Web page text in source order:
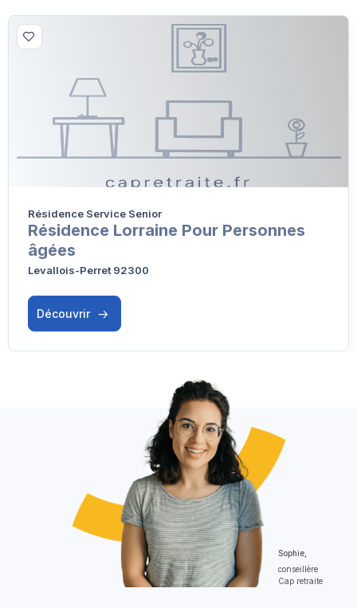
Résidence Service Senior
Résidence Lorraine Pour Personnes
âgées
Levallois-Perret 92300
Découvrir
Sophie,
conseillère
Cap retraite